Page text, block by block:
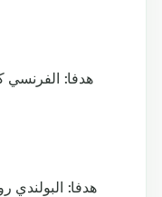
15هدفا: